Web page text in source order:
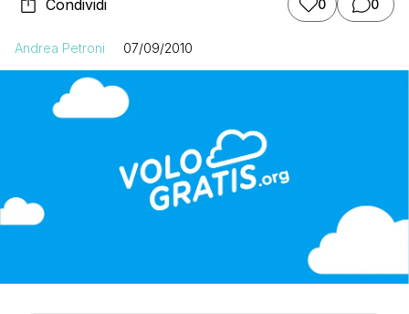
Condividi 0 0
Andrea Petroni 07/09/2010